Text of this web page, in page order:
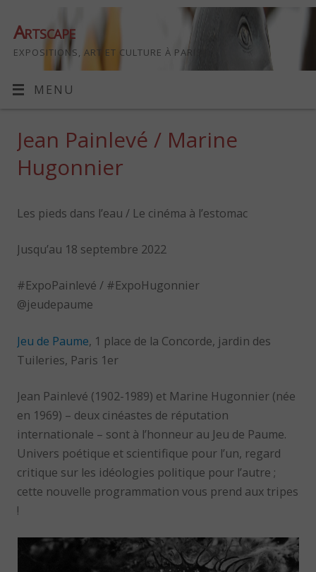
Artscape
EXPOSITIONS, ART ET CULTURE À PARIS
MENU
Jean Painlevé / Marine
Hugonnier
Les pieds dans l’eau / Le cinéma à l’estomac
Jusqu’au 18 septembre 2022
#ExpoPainlevé / #ExpoHugonnier
@jeudepaume
Jeu de Paume, 1 place de la Concorde, jardin des
Tuileries, Paris 1er
Jean Painlevé (1902-1989) et Marine Hugonnier (née
en 1969) – deux cinéastes de réputation
internationale – sont à l’honneur au Jeu de Paume.
Univers poétique et scientifique pour l’un, regard
critique sur les idéologies politique pour l’autre ;
cette nouvelle programmation vous prend aux tripes
!